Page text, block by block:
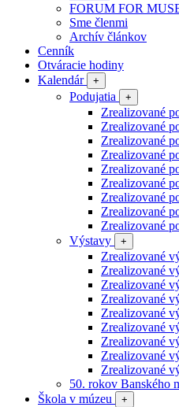
FORUM FOR
Sme členmi
Archív článkov
Cenník
Otváracie hodiny
Kalendár
+
Podujatia +
Zrealizované
Zrealizované
Zrealizované
Zrealizované
Zrealizované
Zrealizované
Zrealizované
Zrealizované
Zrealizované
Výstavy
+
Zrealizované
Zrealizované
Zrealizované
Zrealizované
Zrealizované
Zrealizované
Zrealizované
Zrealizované
Zrealizované
50. rokov Banského
Škola v múzeu
+